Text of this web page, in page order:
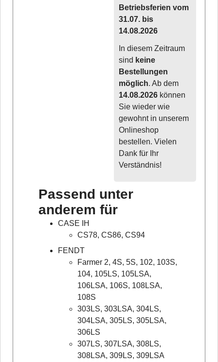
Betriebsferien vom
31.07. bis
14.08.2026
In diesem Zeitraum
sind keine
Bestellungen
möglich. Ab dem
14.08.2026 können
Sie wieder wie
gewohnt in unserem
Onlineshop
bestellen. Vielen
Dank für Ihr
Verständnis!
Passend unter
anderem für
CASE IH
CS78, CS86, CS94
FENDT
Farmer 2, 4S, 5S, 102, 103S,
104, 105LS, 105LSA,
106LSA, 106S, 108LSA,
108S
303LS, 303LSA, 304LS,
304LSA, 305LS, 305LSA,
306LS
307LS, 307LSA, 308LS,
308LSA, 309LS, 309LSA